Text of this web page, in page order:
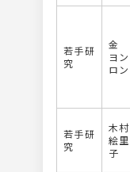
若手研
究
金
ヨン
ロン
若手研
究
木村
絵里
子